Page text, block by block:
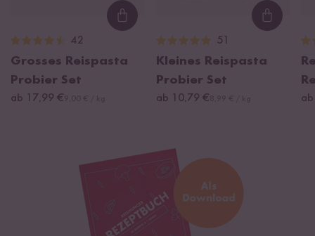
Loading...
42
Grosses Reispasta
Probier Set
ab 17,99 €
51
Kleines Reispasta
Probier Set
ab 10,79 €